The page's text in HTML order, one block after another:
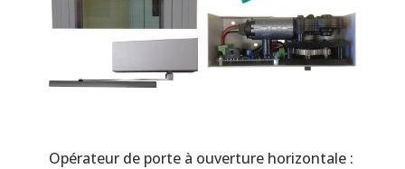
Opérateur de porte à ouverture horizontale :